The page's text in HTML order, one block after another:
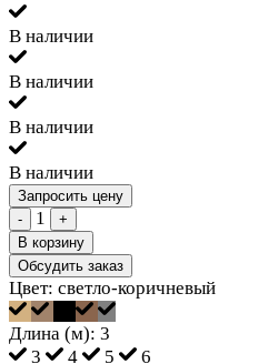
В наличии
В наличии
В наличии
В наличии
Запросить цену
-
1
+
В корзину
Обсудить заказ
Цвет: светло-коричневый
Длина (м): 3
3
4 5 6